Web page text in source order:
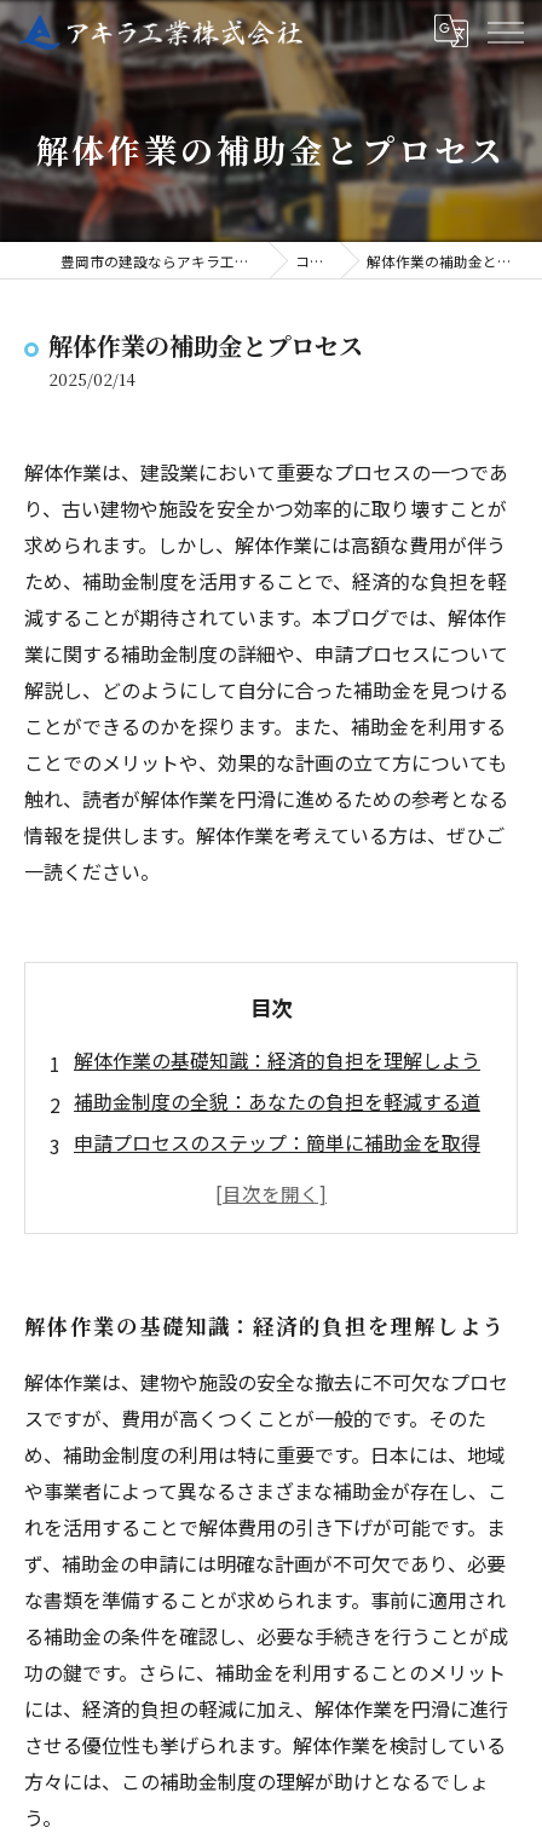
解体作業の補助金とプロセス
豊岡市の建設ならアキラ工業株式会社 コラム 解体作業の補助金とプロセス
解体作業の補助金とプロセス
2025/02/14
解体作業は、建設業において重要なプロセスの一つであ
り、古い建物や施設を安全かつ効率的に取り壊すことが
求められます。しかし、解体作業には高額な費用が伴う
ため、補助金制度を活用することで、経済的な負担を軽
減することが期待されています。本ブログでは、解体作
業に関する補助金制度の詳細や、申請プロセスについて
解説し、どのようにして自分に合った補助金を見つける
ことができるのかを探ります。また、補助金を利用する
ことでのメリットや、効果的な計画の立て方についても
触れ、読者が解体作業を円滑に進めるための参考となる
情報を提供します。解体作業を考えている方は、ぜひご
一読ください。
目次
解体作業の基礎知識：経済的負担を理解しよう
補助金制度の全貌：あなたの負担を軽減する道
申請プロセスのステップ：簡単に補助金を取得
影響
計画の重要性：効果的な解体作業を実現するた
めに
まとめ：解体作業をスムーズに進めるためのポ
イント
解体作業の基礎知識：経済的負担を理解しよう
解体作業は、建物や施設の安全な撤去に不可欠なプロセ
スですが、費用が高くつくことが一般的です。そのた
め、補助金制度の利用は特に重要です。日本には、地域
や事業者によって異なるさまざまな補助金が存在し、こ
れを活用することで解体費用の引き下げが可能です。ま
ず、補助金の申請には明確な計画が不可欠であり、必要
な書類を準備することが求められます。事前に適用され
る補助金の条件を確認し、必要な手続きを行うことが成
功の鍵です。さらに、補助金を利用することのメリット
には、経済的負担の軽減に加え、解体作業を円滑に進行
させる優位性も挙げられます。解体作業を検討している
方々には、この補助金制度の理解が助けとなるでしょ
う。